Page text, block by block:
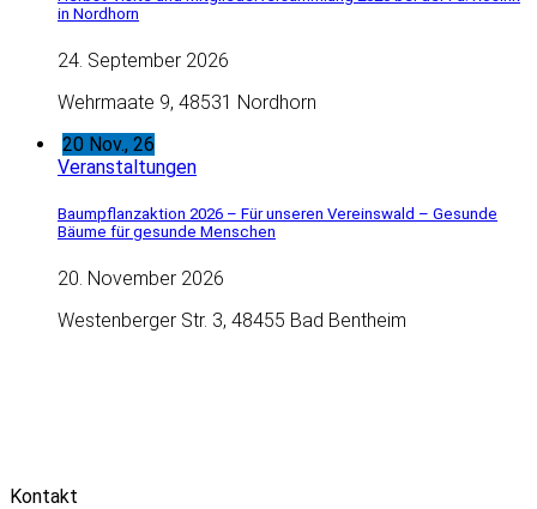
in Nordhorn
24. September 2026
Wehrmaate 9, 48531 Nordhorn
20 Nov., 26
Veranstaltungen
Baumpflanzaktion 2026 – Für unseren Vereinswald – Gesunde
Bäume für gesunde Menschen
20. November 2026
Westenberger Str. 3, 48455 Bad Bentheim
Kontakt